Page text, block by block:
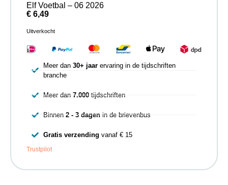
Elf Voetbal – 06 2026
€ 6,49
Uitverkocht
Meer dan 30+ jaarervaring in de tijdschriften
branche
Meer dan 7.000tijdschriften
Binnen 2 - 3 dagenin de brievenbus
Gratis verzending vanaf € 15
Trustpilot